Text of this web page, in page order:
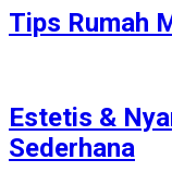
Tips Rumah
Estetis &
Sederhana